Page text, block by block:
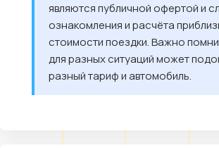
являются публичной офертой и
ознакомления и расчёта
стоимости поездки. Важно
для разных ситуаций может
разный тариф и автомобиль.